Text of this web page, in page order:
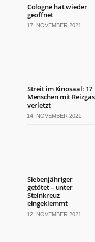
Cologne hat wieder
geöffnet
17. NOVEMBER 2021
Streit im Kinosaal: 17
Menschen mit Reizgas
verletzt
14. NOVEMBER 2021
Siebenjähriger
getötet – unter
Steinkreuz
eingeklemmt
12. NOVEMBER 2021